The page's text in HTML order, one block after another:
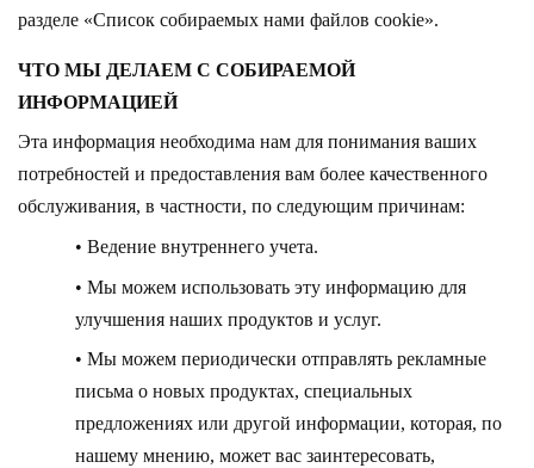
разделе «Список собираемых нами файлов cookie».
ЧТО МЫ ДЕЛАЕМ С СОБИРАЕМОЙ
ИНФОРМАЦИЕЙ
Эта информация необходима нам для понимания ваших
потребностей и предоставления вам более качественного
обслуживания, в частности, по следующим причинам:
• Ведение внутреннего учета.
• Мы можем использовать эту информацию для
улучшения наших продуктов и услуг.
• Мы можем периодически отправлять рекламные
письма о новых продуктах, специальных
предложениях или другой информации, которая, по
нашему мнению, может вас заинтересовать,